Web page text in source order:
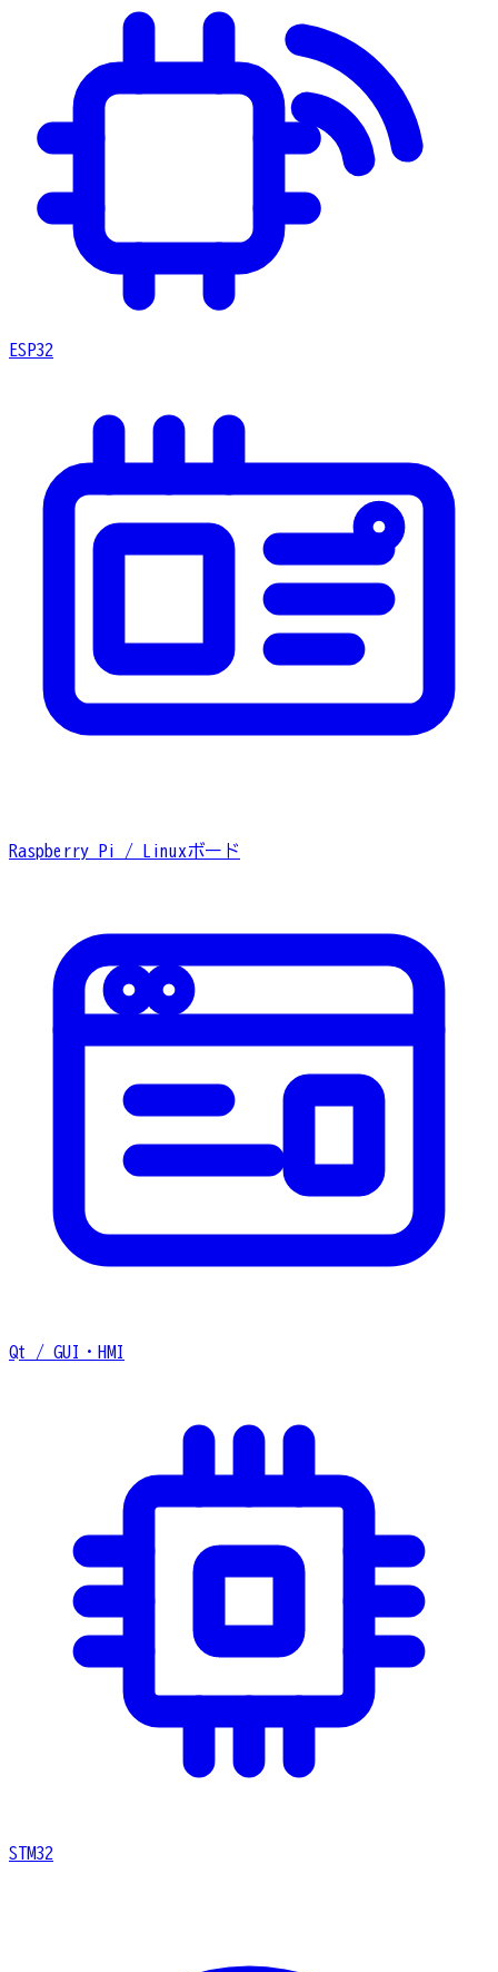
ESP32
Raspberry Pi / Linuxボード
Qt / GUI・HMI
STM32